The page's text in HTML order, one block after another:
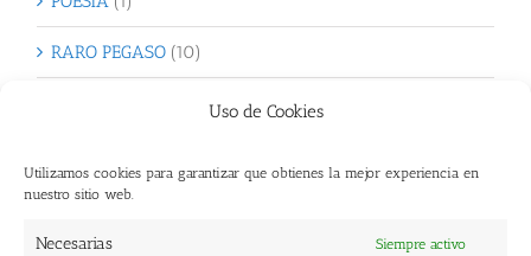
Uso de Cookies
Utilizamos cookies para garantizar que obtienes la mejor experiencia en
nuestro sitio web.
Necesarias Siempre activo
RARO PEGASO (10)
TOTÓ (4)